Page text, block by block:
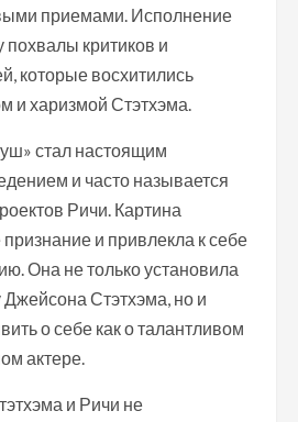
приемами. Исполнение
критиков и
которые восхитились
и харизмой Стэтхэма.
стал настоящим
и часто называется
Ричи. Картина
и привлекла к себе
Она не только установила
Джейсона Стэтхэма, но и
о себе как о талантливом
актере.
и Ричи не